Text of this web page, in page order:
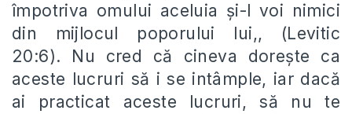
împotriva omului aceluia şi-l voi nimici
din mijlocul poporului lui,, (Levitic
20:6). Nu cred că cineva dorește ca
aceste lucruri să i se intâmple, iar dacă
ai practicat aceste lucruri, să nu te